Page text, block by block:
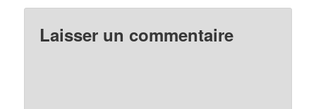
Laisser un commentaire